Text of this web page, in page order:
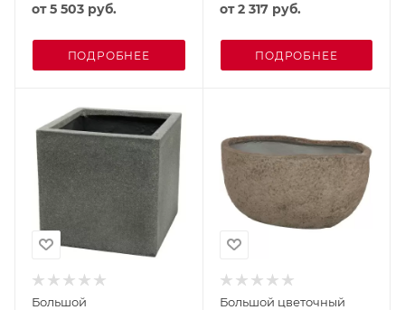
от5 503 руб.
ПОДРОБНЕЕ
от2 317 руб.
ПОДРОБНЕЕ
Большой
Большой цветочный